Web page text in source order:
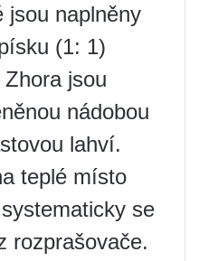
jsou naplněny
(1: 1)
jsou
nádobou
lahví.
teplé místo
se
rozprašovače.